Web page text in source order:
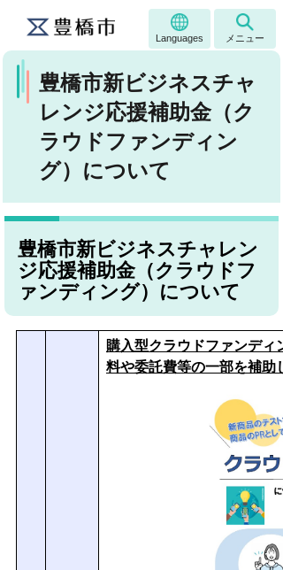
Languages メニュー
豊橋市新ビジネスチャ
レンジ応援補助金（ク
ラウドファンディン
グ）について
豊橋市新ビジネスチャレン
ジ応援補助金（クラウドフ
ァンディング）について
購入型クラウドファンディ
料や委託費等の一部を補助